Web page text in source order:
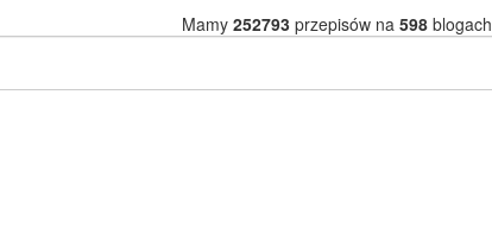
Mamy 252793przepisów na 598